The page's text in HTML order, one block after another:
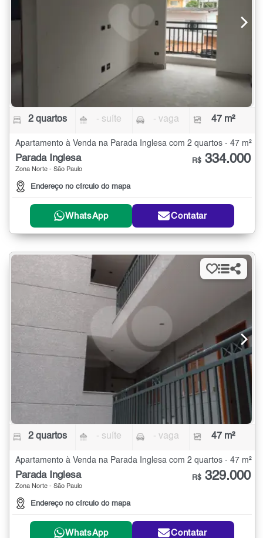
2 quartos - suíte - vaga 47 m²
Apartamento à Venda na Parada Inglesa com 2 quartos - 47 m²
Parada Inglesa
Zona Norte - São Paulo
Endereço no círculo do mapa
R$ 334.000
WhatsApp Contatar
2 quartos - suíte - vaga 47 m²
Apartamento à Venda na Parada Inglesa com 2 quartos - 47 m²
Parada Inglesa
Zona Norte - São Paulo
Endereço no círculo do mapa
R$ 329.000
WhatsApp Contatar